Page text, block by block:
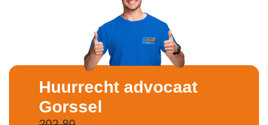
Huurrecht advocaat
Gorssel